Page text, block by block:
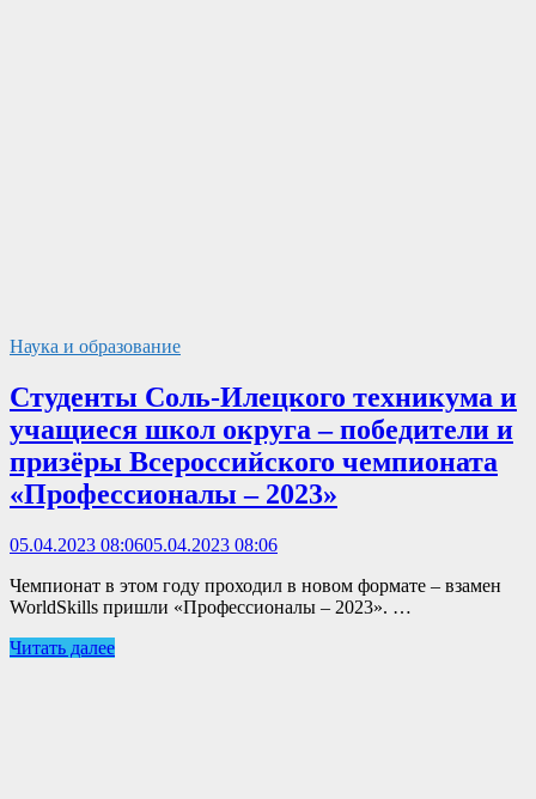
Наука и образование
Студенты Соль-Илецкого техникума и
учащиеся школ округа – победители и
призёры Всероссийского чемпионата
«Профессионалы – 2023»
05.04.2023 08:0605.04.2023 08:06
Чемпионат в этом году проходил в новом формате – взамен
WorldSkills пришли «Профессионалы – 2023». …
Читать далее